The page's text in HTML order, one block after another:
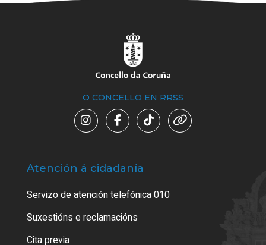
O CONCELLO EN RRSS
Atención á cidadanía
Servizo de atención telefónica 010
Suxestións e reclamacións
Cita previa